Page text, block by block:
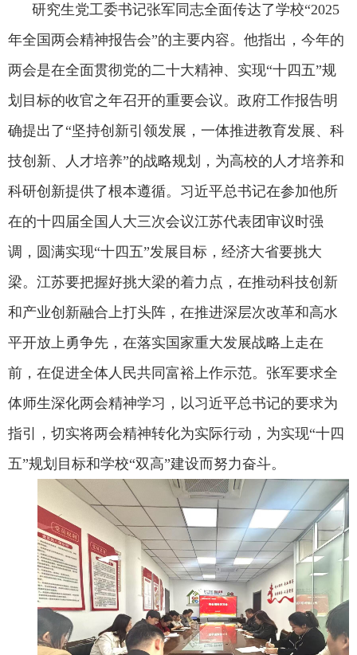
研究生党工委书记张军同志全面传达了学校“2025
年全国两会精神报告会”的主要内容。他指出，今年的
两会是在全面贯彻党的二十大精神、实现“十四五”规
划目标的收官之年召开的重要会议。政府工作报告明
确提出了“坚持创新引领发展，一体推进教育发展、科
技创新、人才培养”的战略规划，为高校的人才培养和
科研创新提供了根本遵循。习近平总书记在参加他所
在的十四届全国人大三次会议江苏代表团审议时强
调，圆满实现“十四五”发展目标，经济大省要挑大
梁。江苏要把握好挑大梁的着力点，在推动科技创新
和产业创新融合上打头阵，在推进深层次改革和高水
平开放上勇争先，在落实国家重大发展战略上走在
前，在促进全体人民共同富裕上作示范。张军要求全
体师生深化两会精神学习，以习近平总书记的要求为
指引，切实将两会精神转化为实际行动，为实现“十四
五”规划目标和学校“双高”建设而努力奋斗。